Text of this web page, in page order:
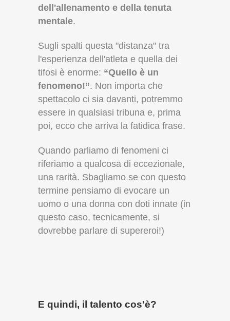
dell'allenamento e della tenuta
mentale.
Sugli spalti questa "distanza" tra
l'esperienza dell'atleta e quella dei
tifosi è enorme: “Quello è un
fenomeno!”. Non importa che
spettacolo ci sia davanti, potremmo
essere in qualsiasi tribuna e, prima
poi, ecco che arriva la fatidica frase.
Quando parliamo di fenomeni ci
riferiamo a qualcosa di eccezionale,
una rarità. Sbagliamo se con questo
termine pensiamo di evocare un
uomo o una donna con doti innate (in
questo caso, tecnicamente, si
dovrebbe parlare di supereroi!)
E quindi, il talento cos'è?